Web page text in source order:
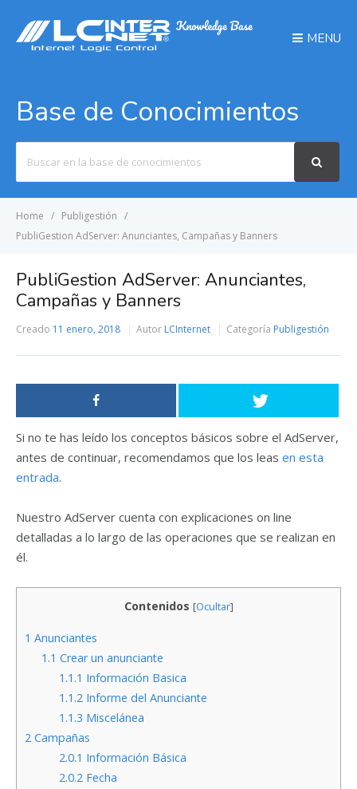
MENU
Base de Conocimientos
For
Home
Publigestión
PubliGestion AdServer: Anunciantes, Campañas y Banners
PubliGestion AdServer: Anunciantes,
Campañas y Banners
Creado 11 enero, 2018 Autor LCInternet Categoría Publigestión
Si no te has leído los conceptos básicos sobre el AdServer,
antes de continuar, recomendamos que los leas en esta
entrada.
Nuestro AdServer cuenta con explicaciones on line
detalladas a lo largo de las operaciones que se realizan en
él.
Contenidos [Ocultar]
1 Anunciantes
1.1 Crear un anunciante
1.1.1 Información Basica
1.1.2Informe del Anunciante
1.1.3 Miscelánea
2 Campañas
2.0.1 Información Básica
2.0.2Fecha